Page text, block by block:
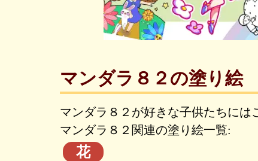
マンダラ８２の塗り絵
マンダラ８２が好きな子供たちには
マンダラ８２関連の塗り絵一覧:
花